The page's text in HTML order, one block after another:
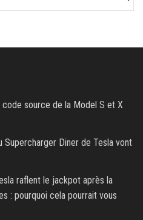
code source de la Model S et X
Supercharger Diner de Tesla vont
raflent le jackpot après la
: pourquoi cela pourrait vous